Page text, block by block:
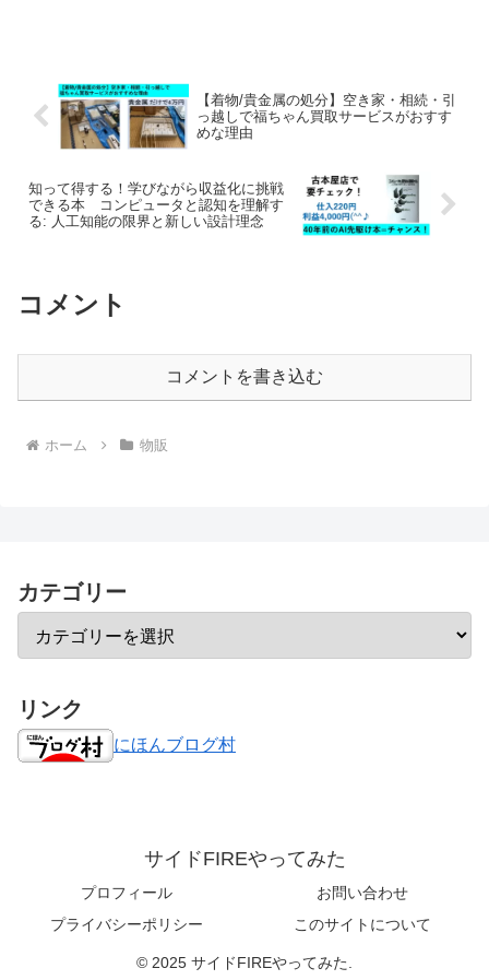
【着物/貴金属の処分】空き家・相続・引
っ越しで福ちゃん買取サービスがおすす
めな理由
知って得する！学びながら収益化に挑戦
できる本 コンピュータと認知を理解す
る: 人工知能の限界と新しい設計理念
コメント
コメントを書き込む
ホーム 物販
カテゴリー
リンク
にほんブログ村
サイドFIREやってみた
プロフィール
お問い合わせ
プライバシーポリシー
このサイトについて
© 2025 サイドFIREやってみた.